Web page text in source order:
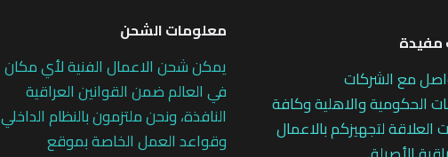
مفيدة
مع الشركات
الحكومية والاهلية وكافة
العلاقة لتجهيزكم بالاعمال
معلومات الشحن
يمكن شحن الاعمال الفنية لأي مكان
في العالم ضمن القوانين العراقية
النافذة، ونحن ملتزمون بالنظام الداخلي
وقواعد العمل الخاصة بموقع